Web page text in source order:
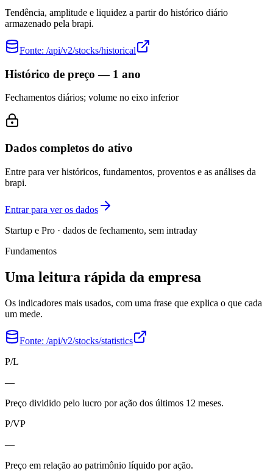
Tendência, amplitude e liquidez a partir do histórico diário
armazenado pela brapi.
Fonte: /api/v2/stocks/historical
Histórico de preço — 1 ano
Fechamentos diários; volume no eixo inferior
Dados completos do ativo
Entre para ver históricos, fundamentos, proventos e as análises da
brapi.
Entrar para ver os dados
Startup e Pro · dados de fechamento, sem intraday
Fundamentos
Uma leitura rápida da empresa
Os indicadores mais usados, com uma frase que explica o que cada
um mede.
Fonte: /api/v2/stocks/statistics
P/L
—
Preço dividido pelo lucro por ação dos últimos 12 meses.
P/VP
—
Preço em relação ao patrimônio líquido por ação.